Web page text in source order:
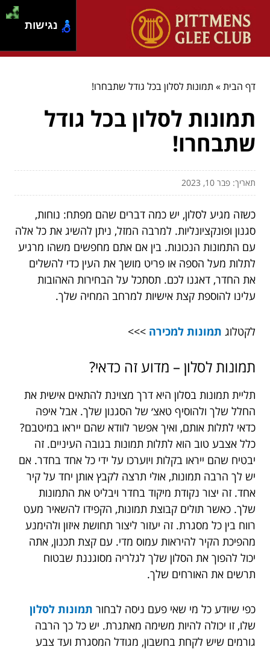
דף הבית» תמונות לסלון בכל גודל שתבחרו!
תמונות לסלון בכל גודל
שתבחרו!
תאריך: פבר 10, 2023
כשזה מגיע לסלון, יש כמה דברים שהם מפתח: נוחות,
סגנון ופונקציונליות. למרבה המזל, ניתן להשיג את כל אלה
עם התמונות הנכונות. בין אם אתם מחפשים משהו מרגיע
לתלות מעל הספה או פריט מושך את העין כדי להשלים
את החדר, דאגנו לכם. תסתכל על הבחירות האהובות
עלינו להוספת קצת אישיות למרחב המחיה שלך.
לקטלוג תמונות למכירה >>>
תמונות לסלון – מדוע זה כדאי?
תליית תמונות בסלון היא דרך מצוינת להתאים אישית את
החלל שלך ולהוסיף טאצ׳ של הסגנון שלך. אבל איפה
כדאי לתלות אותם, ואיך אפשר לוודא שהם ייראו במיטבם?
כלל אצבע טוב הוא לתלות תמונות בגובה העיניים. זה
יבטיח שהם ייראו בקלות ויוערכו על ידי כל אחד בחדר. אם
יש לך הרבה תמונות, אולי תרצה לקבץ אותן יחד על קיר
אחד. זה יצור נקודת מיקוד בחדר ויבליט את התמונות
שלך. כאשר תולים קבוצת תמונות, הקפידו להשאיר מעט
רווח בין כל מסגרת. זה יעזור ליצור תחושת איזון ולהימנע
מהפיכת הקיר להיראות עמוס מדי. עם קצת תכנון, אתה
יכול להפוך את הסלון שלך לגלריה מסוגננת שבטוח
תרשים את האורחים שלך.
כפי שיודע כל מי שאי פעם ניסה לבחור תמונות לסלון
שלו, זו יכולה להיות משימה מאתגרת. יש כל כך הרבה
גורמים שיש לקחת בחשבון, מגודל המסגרת ועד צבע
נגישות